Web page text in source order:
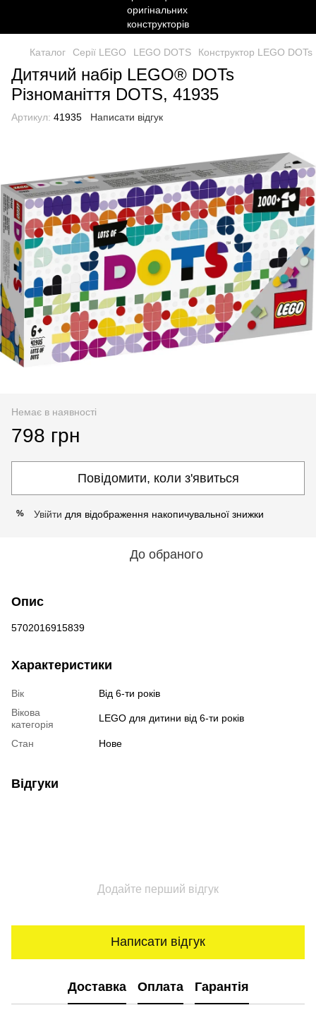
Каталог Серії LEGO LEGO DOTS Конструктор LEGO
Дитячий набір LEGO® DOTs
Різноманіття DOTS, 41935
Артикул: 41935 Написати відгук
Немає в наявності
798 грн
Повідомити, коли з'явиться
% Увійти для відображення накопичувальної знижки
До обраного
Опис
5702016915839
Характеристики
Вік
Від 6-ти років
Вікова
категорія
LEGO для дитини від 6-ти років
Стан Нове
Відгуки
Додайте перший відгук
Написати відгук
Доставка Оплата Гарантія